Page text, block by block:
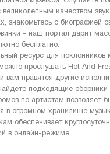
качеством
знакомьтесь с биографией
- наш портал дарит
бесплатно.
ресурс для поклонников
прослушать Hot And
вам нравятся другие
подходящие
по артистам позволяет
в огромном хранилище
обеспечивает
в онлайн-режиме.